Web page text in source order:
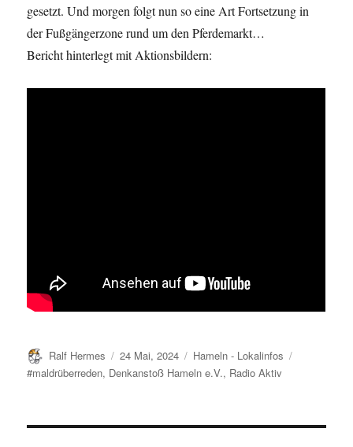
gesetzt. Und morgen folgt nun so eine Art Fortsetzung in
der Fußgängerzone rund um den Pferdemarkt…
Bericht hinterlegt mit Aktionsbildern:
Autor
Ralf Hermes
Veröffentlicht
am
24 Mai, 2024 Kategorien
Hameln - Lokalinfos
#maldrüberreden, Denkanstoß Hameln e.V., Radio Aktiv